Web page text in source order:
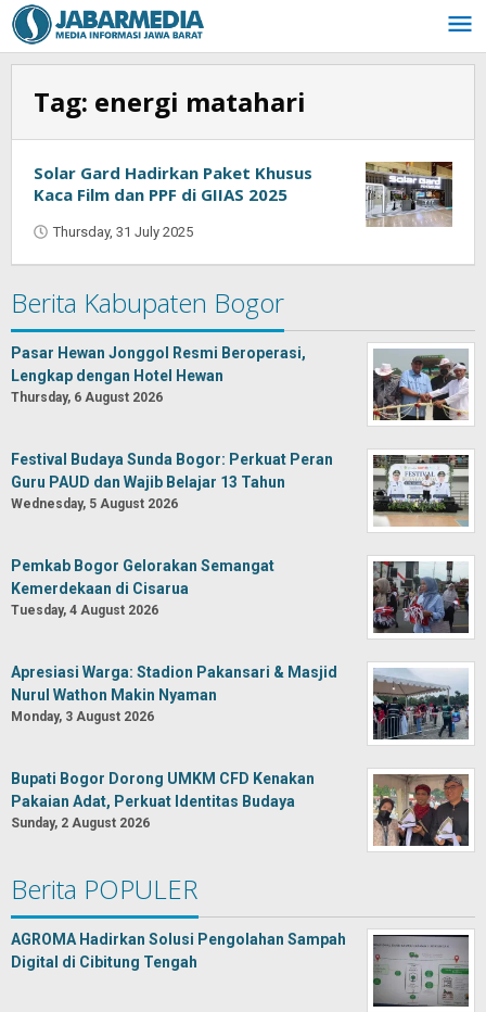
Skip
to
content
Tag: energi matahari
Solar Gard Hadirkan Paket Khusus
Kaca Film dan PPF di GIIAS 2025
Thursday, 31 July 2025
Berita Kabupaten Bogor
Pasar Hewan Jonggol Resmi Beroperasi,
Lengkap dengan Hotel Hewan
Thursday, 6 August 2026
Festival Budaya Sunda Bogor: Perkuat Peran
Guru PAUD dan Wajib Belajar 13 Tahun
Wednesday, 5 August 2026
Pemkab Bogor Gelorakan Semangat
Kemerdekaan di Cisarua
Tuesday, 4 August 2026
Apresiasi Warga: Stadion Pakansari & Masjid
Nurul Wathon Makin Nyaman
Monday, 3 August 2026
Bupati Bogor Dorong UMKM CFD Kenakan
Pakaian Adat, Perkuat Identitas Budaya
Sunday, 2 August 2026
Berita POPULER
AGROMA Hadirkan Solusi Pengolahan Sampah
Digital di Cibitung Tengah